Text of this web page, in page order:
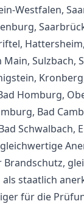
Westfalen,
Sulzbach,
Homburg,
Bad
Schwalbach,
Brandschutz,
staatlich
für die